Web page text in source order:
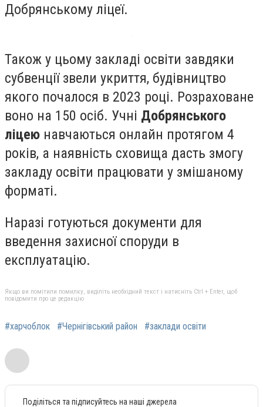
Добрянському ліцеї.
Також у цьому закладі освіти завдяки
субвенції звели укриття, будівництво
якого почалося в 2023 році. Розраховане
воно на 150 осіб. Учні Добрянського
ліцею навчаються онлайн протягом 4
років, а наявність сховища дасть змогу
закладу освіти працювати у змішаному
форматі.
Наразі готуються документи для
введення захисної споруди в
експлуатацію.
Якщо ви помітили помилку, виділіть необхідний текст і натисніть Ctrl + Enter, щоб
повідомити про це редакцію
#харчоблок #Чернігівський район #заклади освіти
Поділіться та підписуйтесь на наші джерела